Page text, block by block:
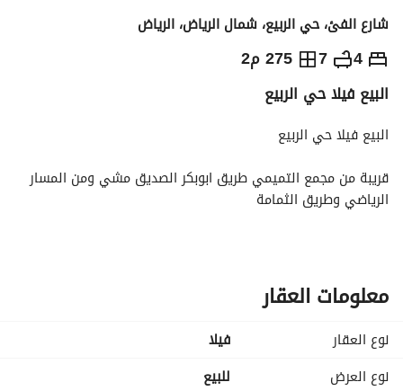
شارع الفئ، حي الربيع، شمال الرياض، الرياض
4
7 275 م2 ⃁
2,600,000
التفاصيل معلومات ترخيص الإعلانالبيع فيلا حي الربيع
البيع فيلا حي الربيع
قريبة من مجمع التميمي طريق ابوبكر الصديق مشي ومن المسار
الرياضي وطريق الثمامة
عمر العقار ١٤ سنة
المساحة ٢٧٦ متر
الشارع ١٥متر
الوجهه الشماليه
معلومات العقار
نوع العقار
فیلا
نوع العرض
للبيع